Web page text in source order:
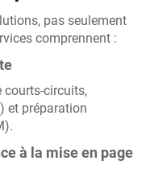
pas seulement
comprennent :
courts-circuits,
et préparation
à la mise en page